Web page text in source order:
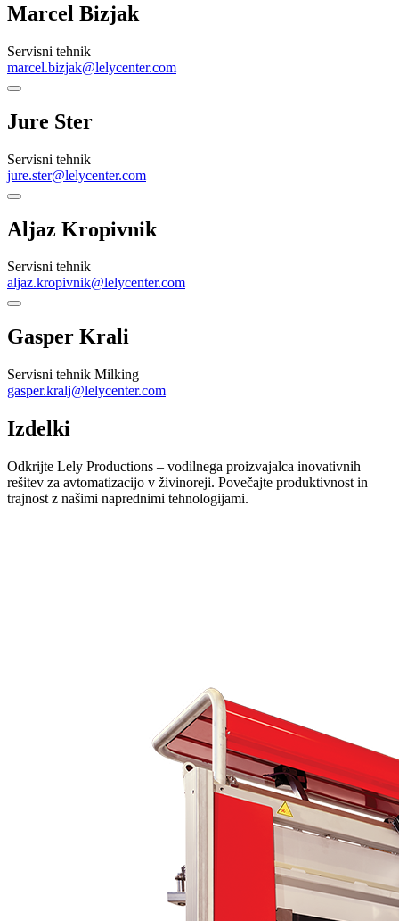
Marcel Bizjak
Servisni tehnik
marcel.bizjak@lelycenter.com
Jure Ster
Servisni tehnik
jure.ster@lelycenter.com
Aljaz Kropivnik
Servisni tehnik
aljaz.kropivnik@lelycenter.com
Gasper Krali
Servisni tehnik Milking
gasper.kralj@lelycenter.com
Izdelki
Odkrijte Lely Productions – vodilnega proizvajalca inovativnih
rešitev za avtomatizacijo v živinoreji. Povečajte produktivnost in
trajnost z našimi naprednimi tehnologijami.